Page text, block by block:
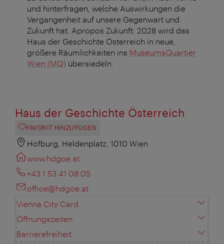
und hinterfragen, welche Auswirkungen die
Vergangenheit auf unsere Gegenwart und
Zukunft hat. Apropos Zukunft: 2028 wird das
Haus der Geschichte Österreich in neue,
größere Räumlichkeiten ins MuseumsQuartier
Wien (MQ) übersiedeln.
Haus der Geschichte Österreich
FAVORIT HINZUFÜGEN
Hofburg, Heldenplatz, 1010 Wien
www.hdgoe.at
+43 1 53 41 08 05
office@hdgoe.at
Vienna City Card
Öffnungszeiten
Barrierefreiheit